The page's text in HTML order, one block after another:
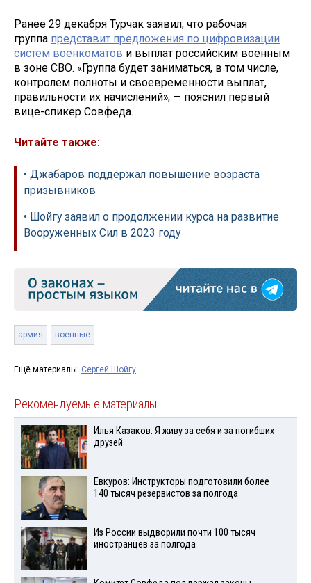
Ранее 29 декабря Турчак заявил, что рабочая
группа представит предложения по цифровизации
систем военкоматов и выплат российским военным
в зоне СВО. «Группа будет заниматься, в том числе,
контролем полноты и своевременности выплат,
правильности их начислений», — пояснил первый
вице-спикер Совфеда.
Читайте также:
• Джабаров поддержал повышение возраста
призывников
• Шойгу заявил о продолжении курса на развитие
Вооруженных Сил в 2023 году
армия военные
Ещё материалы: Сергей Шойгу
Рекомендуемые материалы
Илья Казаков: Я живу за себя и за погибших
друзей
Евкуров: Инструкторы подготовили более
140 тысяч резервистов за полгода
Из России выдворили почти 100 тысяч
иностранцев за полгода